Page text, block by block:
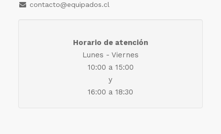
contacto@equipados.cl
Horario de atención
Lunes - Viernes
10:00 a 15:00
y
16:00 a 18:30